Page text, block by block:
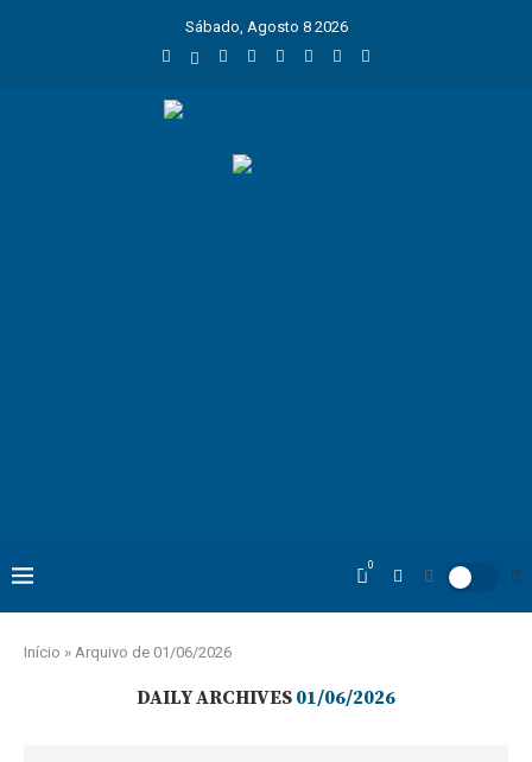
Sábado, Agosto 8 2026
0
Início » Arquivo de 01/06/2026
DAILY ARCHIVES 01/06/2026